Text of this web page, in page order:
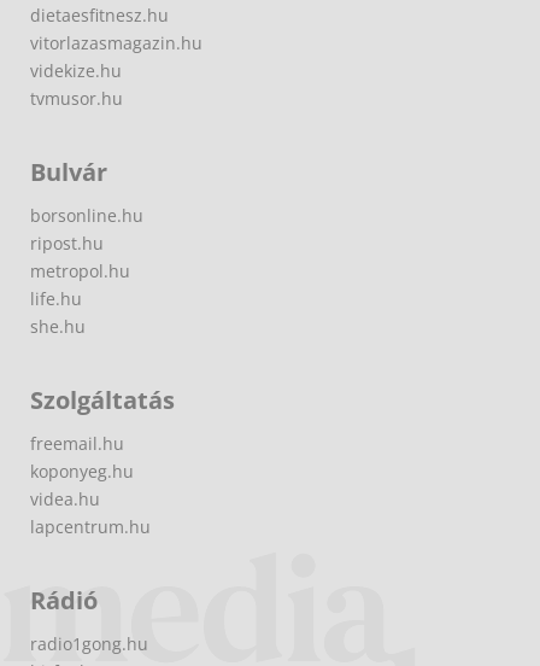
dietaesfitnesz.hu
vitorlazasmagazin.hu
videkize.hu
tvmusor.hu
Bulvár
borsonline.hu
ripost.hu
metropol.hu
life.hu
she.hu
Szolgáltatás
freemail.hu
koponyeg.hu
videa.hu
lapcentrum.hu
Rádió
radio1gong.hu